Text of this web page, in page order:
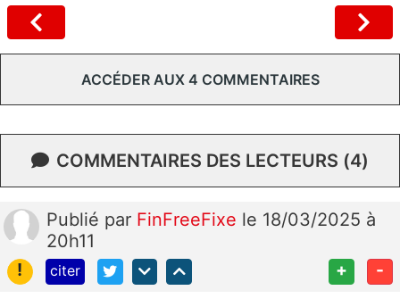
ACCÉDER AUX 4 COMMENTAIRES
COMMENTAIRES DES LECTEURS (4)
Publié par FinFreeFixe le 18/03/2025 à
20h11
!
citer + -